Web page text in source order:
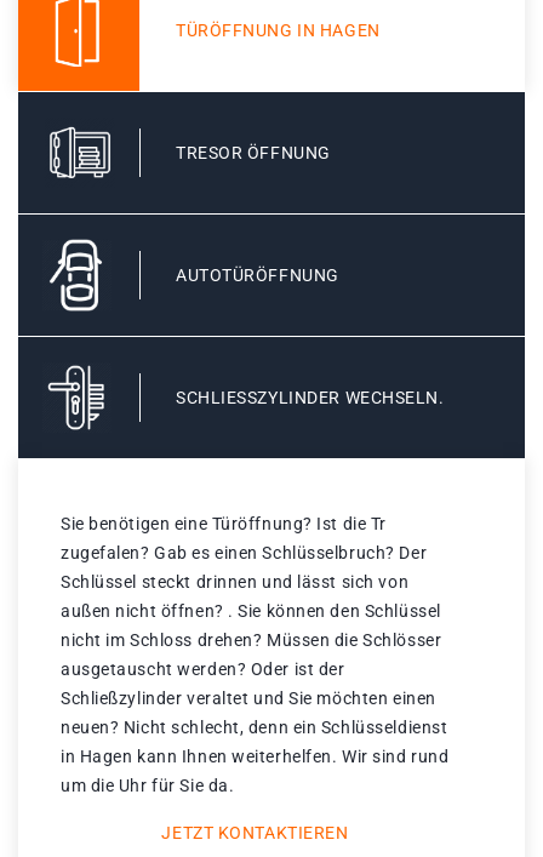
TÜRÖFFNUNG IN HAGEN
TRESOR ÖFFNUNG
AUTOTÜRÖFFNUNG
SCHLIESSZYLINDER WECHSELN.
Sie benötigen eine Türöffnung? Ist die Tr
zugefalen? Gab es einen Schlüsselbruch? Der
Schlüssel steckt drinnen und lässt sich von
außen nicht öffnen? . Sie können den Schlüssel
nicht im Schloss drehen? Müssen die Schlösser
ausgetauscht werden? Oder ist der
Schließzylinder veraltet und Sie möchten einen
neuen? Nicht schlecht, denn ein Schlüsseldienst
in Hagen kann Ihnen weiterhelfen. Wir sind rund
um die Uhr für Sie da.
JETZT KONTAKTIEREN